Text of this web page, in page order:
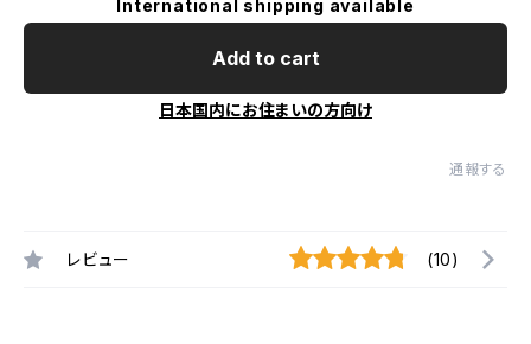
International shipping available
Add to cart
日本国内にお住まいの方向け
通報する
レビュー (10)